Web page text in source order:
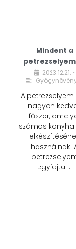
Mindent a
2023.12.21. •
A petrezselyem
nagyon
fűszer,
számos
használnak.
egyfajta …